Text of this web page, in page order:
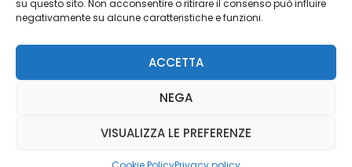
su questo sito. Non acconsentire o ritirare il consenso può influire
negativamente su alcune caratteristiche e funzioni.
ACCETTA
NEGA
VISUALIZZA LE PREFERENZE
Privacy Policy